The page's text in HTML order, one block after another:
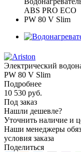
Электрический
PW 80 V Slim
Подробнее
10 530 руб.
Под заказ
Нашли дешевле?
Уточнить наличие и
Наши менеджеры
условия заказа
Поделиться